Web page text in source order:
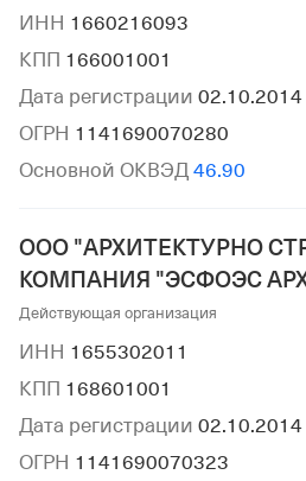
ИНН 1660216093
КПП 166001001
Дата регистрации 02.10.2014
ОГРН 1141690070280
Основной ОКВЭД 46.90
ООО "АРХИТЕКТУРНО
КОМПАНИЯ "ЭСФОЭС
Действующая организация
ИНН 1655302011
КПП 168601001
Дата регистрации 02.10.2014
ОГРН 1141690070323